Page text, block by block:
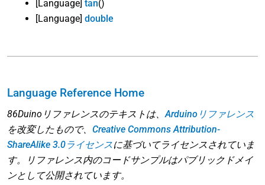
[Language] tan()
[Language] double
Language Reference Home
86Duinoリファレンスのテキストは、Arduinoリファレンス
を改変したもので、 Creative Commons Attribution-
ShareAlike 3.0ライセンスに基づいてライセンスされていま
す。リファレンス内のコードサンプルはパブリックドメイ
ンとして公開されています。